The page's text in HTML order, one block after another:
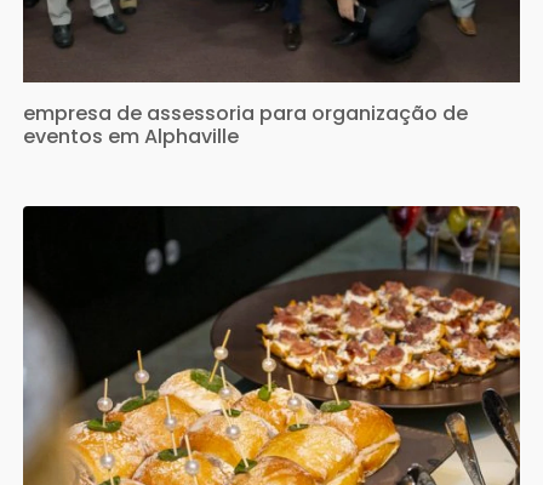
empresa de assessoria para organização de
eventos em Alphaville